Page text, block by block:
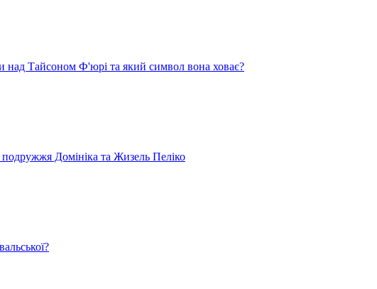
Тайсоном Ф'юрі та який символ вона ховає?
Домініка та Жизель Пеліко